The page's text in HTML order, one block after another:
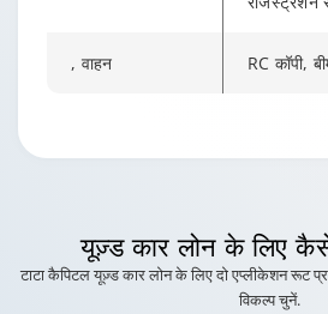
, वाहन RC कॉपी,
यूज़्ड कार लोन के लिए
टाटा कैपिटल यूज़्ड कार लोन के लिए दो एप्लीकेशन रूट
विकल्प चुनें.